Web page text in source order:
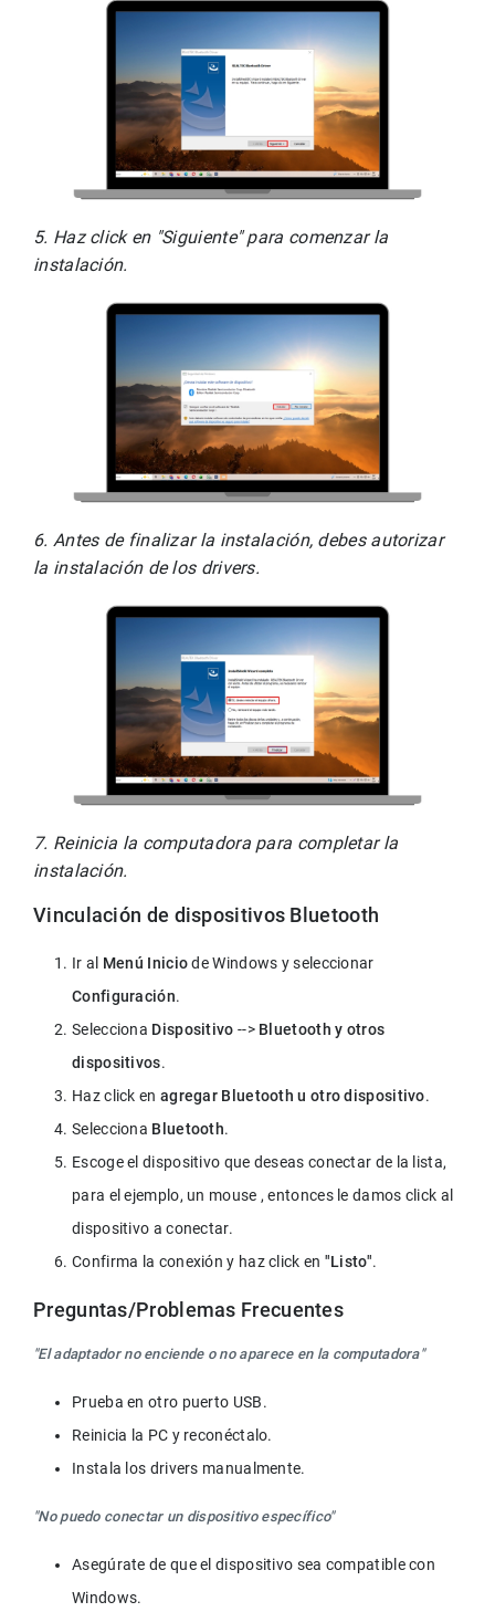
5. Haz click en "Siguiente" para comenzar la
instalación.
6. Antes de finalizar la instalación, debes autorizar
la instalación de los drivers.
7. Reinicia la computadora para completar la
instalación.
Vinculación de dispositivos Bluetooth
Ir al Menú Inicio de Windows y seleccionar
Configuración.
Selecciona Dispositivo --> Bluetooth y otros
dispositivos.
Haz click en agregar Bluetooth u otro dispositivo.
Selecciona Bluetooth.
Escoge el dispositivo que deseas conectar de la lista,
para el ejemplo, un mouse , entonces le damos click al
dispositivo a conectar.
Confirma la conexión y haz click en "Listo".
Preguntas/Problemas Frecuentes
"El adaptador no enciende o no aparece en la computadora"
Prueba en otro puerto USB.
Reinicia la PC y reconéctalo.
Instala los drivers manualmente.
"No puedo conectar un dispositivo específico"
Asegúrate de que el dispositivo sea compatible con
Windows.